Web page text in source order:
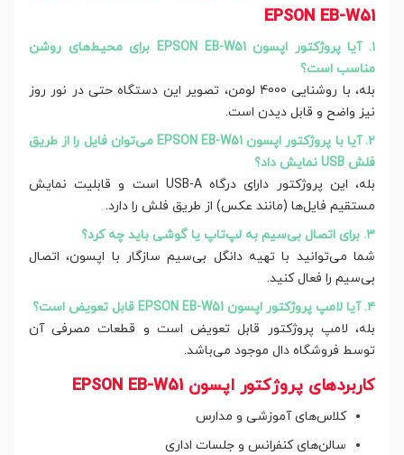
EPSON EB-W51
۱. آیا پروژکتور اپسون EPSON EB-W51 برای محیط‌های روشن
مناسب است؟
بله، با روشنایی 4000 لومن، تصویر این دستگاه حتی در نور روز
نیز واضح و قابل دیدن است.
۲. آیا با پروژکتور اپسون EPSON EB-W51 می‌توان فایل را از طریق
فلش USB نمایش داد؟
بله، این پروژکتور دارای درگاه USB-A است و قابلیت نمایش
مستقیم فایل‌ها (مانند عکس) از طریق فلش را دارد.
۳. برای اتصال بی‌سیم به لپ‌تاپ یا گوشی باید چه کرد؟
شما می‌توانید با تهیه دانگل بی‌سیم سازگار با اپسون، اتصال
بی‌سیم را فعال کنید.
۴. آیا لامپ پروژکتور اپسون EPSON EB-W51 قابل تعویض است؟
بله، لامپ پروژکتور قابل تعویض است و قطعات مصرفی آن
توسط فروشگاه دال موجود می‌باشد.
کاربردهای پروژکتور اپسون EPSON EB-W51
کلاس‌های آموزشی و مدارس
سالن‌های کنفرانس و جلسات اداری